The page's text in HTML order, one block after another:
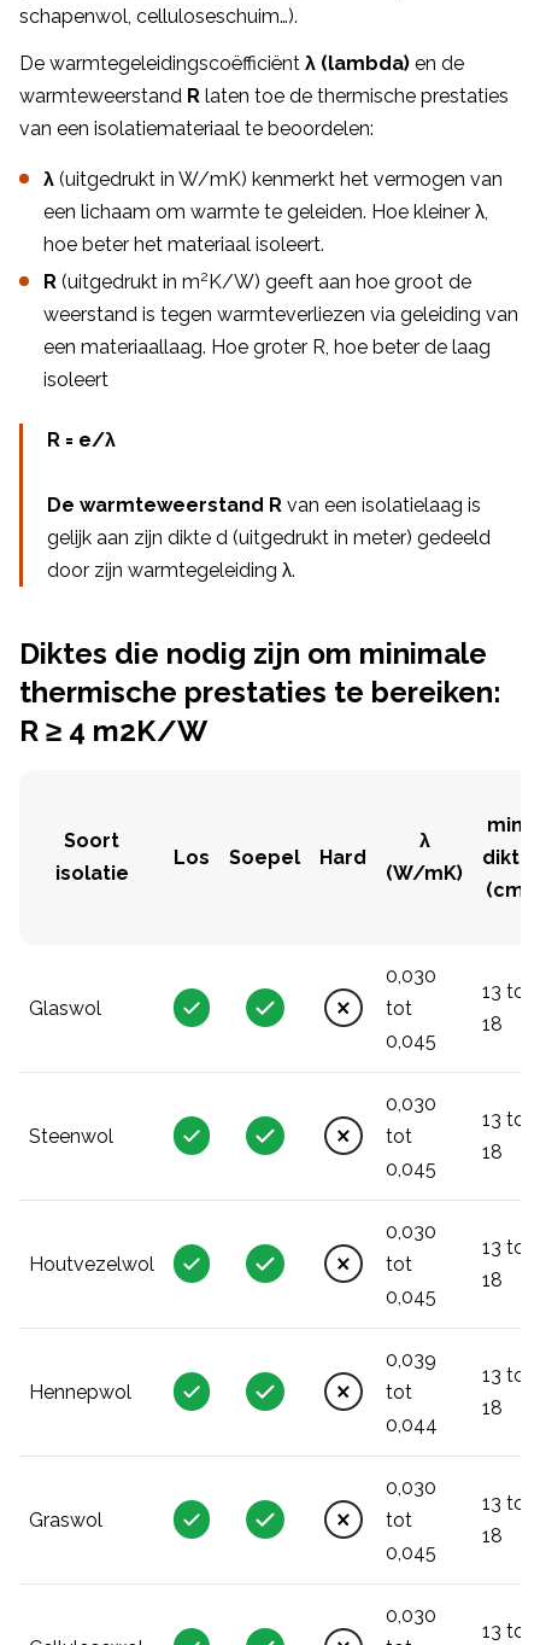
schapenwol, celluloseschuim…).
De warmtegeleidingscoëfficiënt λ (lambda) en de
warmteweerstand R laten toe de thermische prestaties
van een isolatiemateriaal te beoordelen:
λ (uitgedrukt in W/mK) kenmerkt het vermogen van
een lichaam om warmte te geleiden. Hoe kleiner λ,
hoe beter het materiaal isoleert.
R (uitgedrukt in m2 K/W) geeft aan hoe groot de
weerstand is tegen warmteverliezen via geleiding van
een materiaallaag. Hoe groter R, hoe beter de laag
isoleert
R = e/λ
De warmteweerstand R van een isolatielaag is
gelijk aan zijn dikte d (uitgedrukt in meter) gedeeld
door zijn warmtegeleiding λ.
Diktes die nodig zijn om minimale
thermische prestaties te bereiken:
R ≥ 4 m2K/W
Soort
isolatie
Los Soepel Hard
λ
(W/mK)
min.
dikte
(cm)
Glaswol
0,030
tot
0,045
13 tot
18
Steenwol
0,030
tot
0,045
13 tot
18
Houtvezelwol
0,030
tot
0,045
13 tot
18
Hennepwol
0,039
tot
0,044
13 tot
18
Graswol
0,030
tot
0,045
13 tot
18
0,030
13 tot